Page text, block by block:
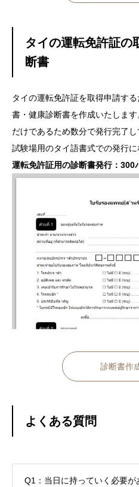
タイの運転免許証の
断書
タイの運転免許証を取得申請す
書・健康診断書を作成いたしま
だけであるため数分で発行完了
試験場用のタイ語書式での発行に
運転免許証用の診断書発行：300
診断書作
よくある質問
Q1：当日に持っていく必要が